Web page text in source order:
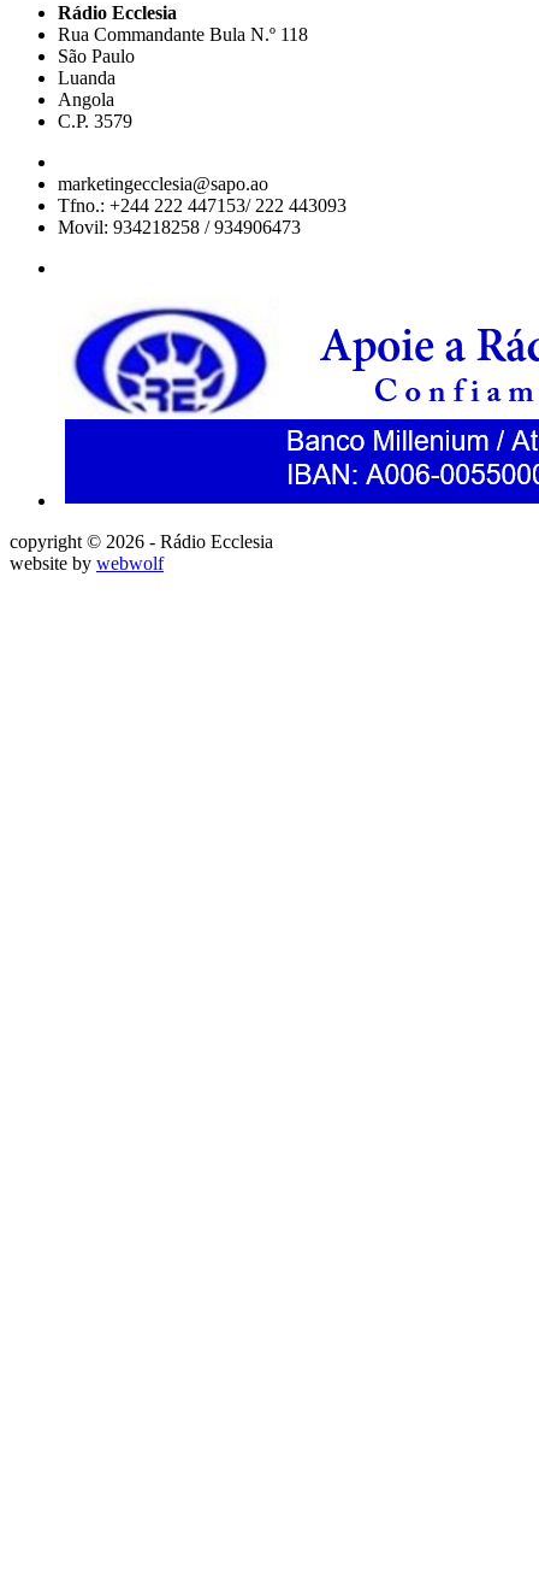
Rádio Ecclesia
Rua Commandante Bula N.º 118
São Paulo
Luanda
Angola
C.P. 3579
marketingecclesia@sapo.ao
Tfno.: +244 222 447153/ 222 443093
Movil: 934218258 / 934906473
copyright © 2026 - Rádio Ecclesia
website by webwolf